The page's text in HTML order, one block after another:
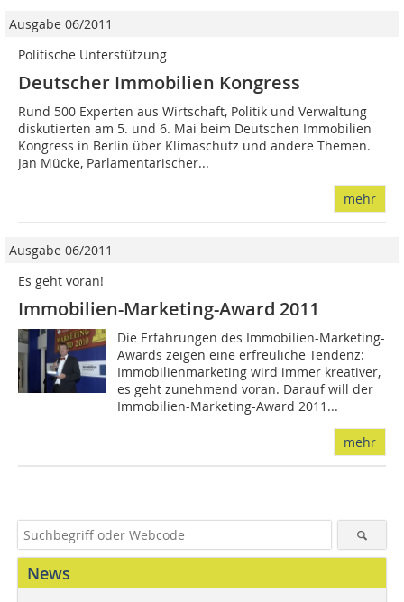
Ausgabe 06/2011
Politische Unterstützung
Deutscher Immobilien Kongress
Rund 500 Experten aus Wirtschaft, Politik und Verwaltung
diskutierten am 5. und 6. Mai beim Deutschen Immobilien
Kongress in Berlin über Klimaschutz und andere Themen.
Jan Mücke, Parlamentarischer...
mehr
Ausgabe 06/2011
Es geht voran!
Immobilien-Marketing-Award 2011
Die Erfahrungen des Immobilien-Marketing-
Awards zeigen eine erfreuliche Tendenz:
Immobilienmarketing wird immer kreativer,
es geht zunehmend voran. Darauf will der
Immobilien-Marketing-Award 2011...
mehr
News